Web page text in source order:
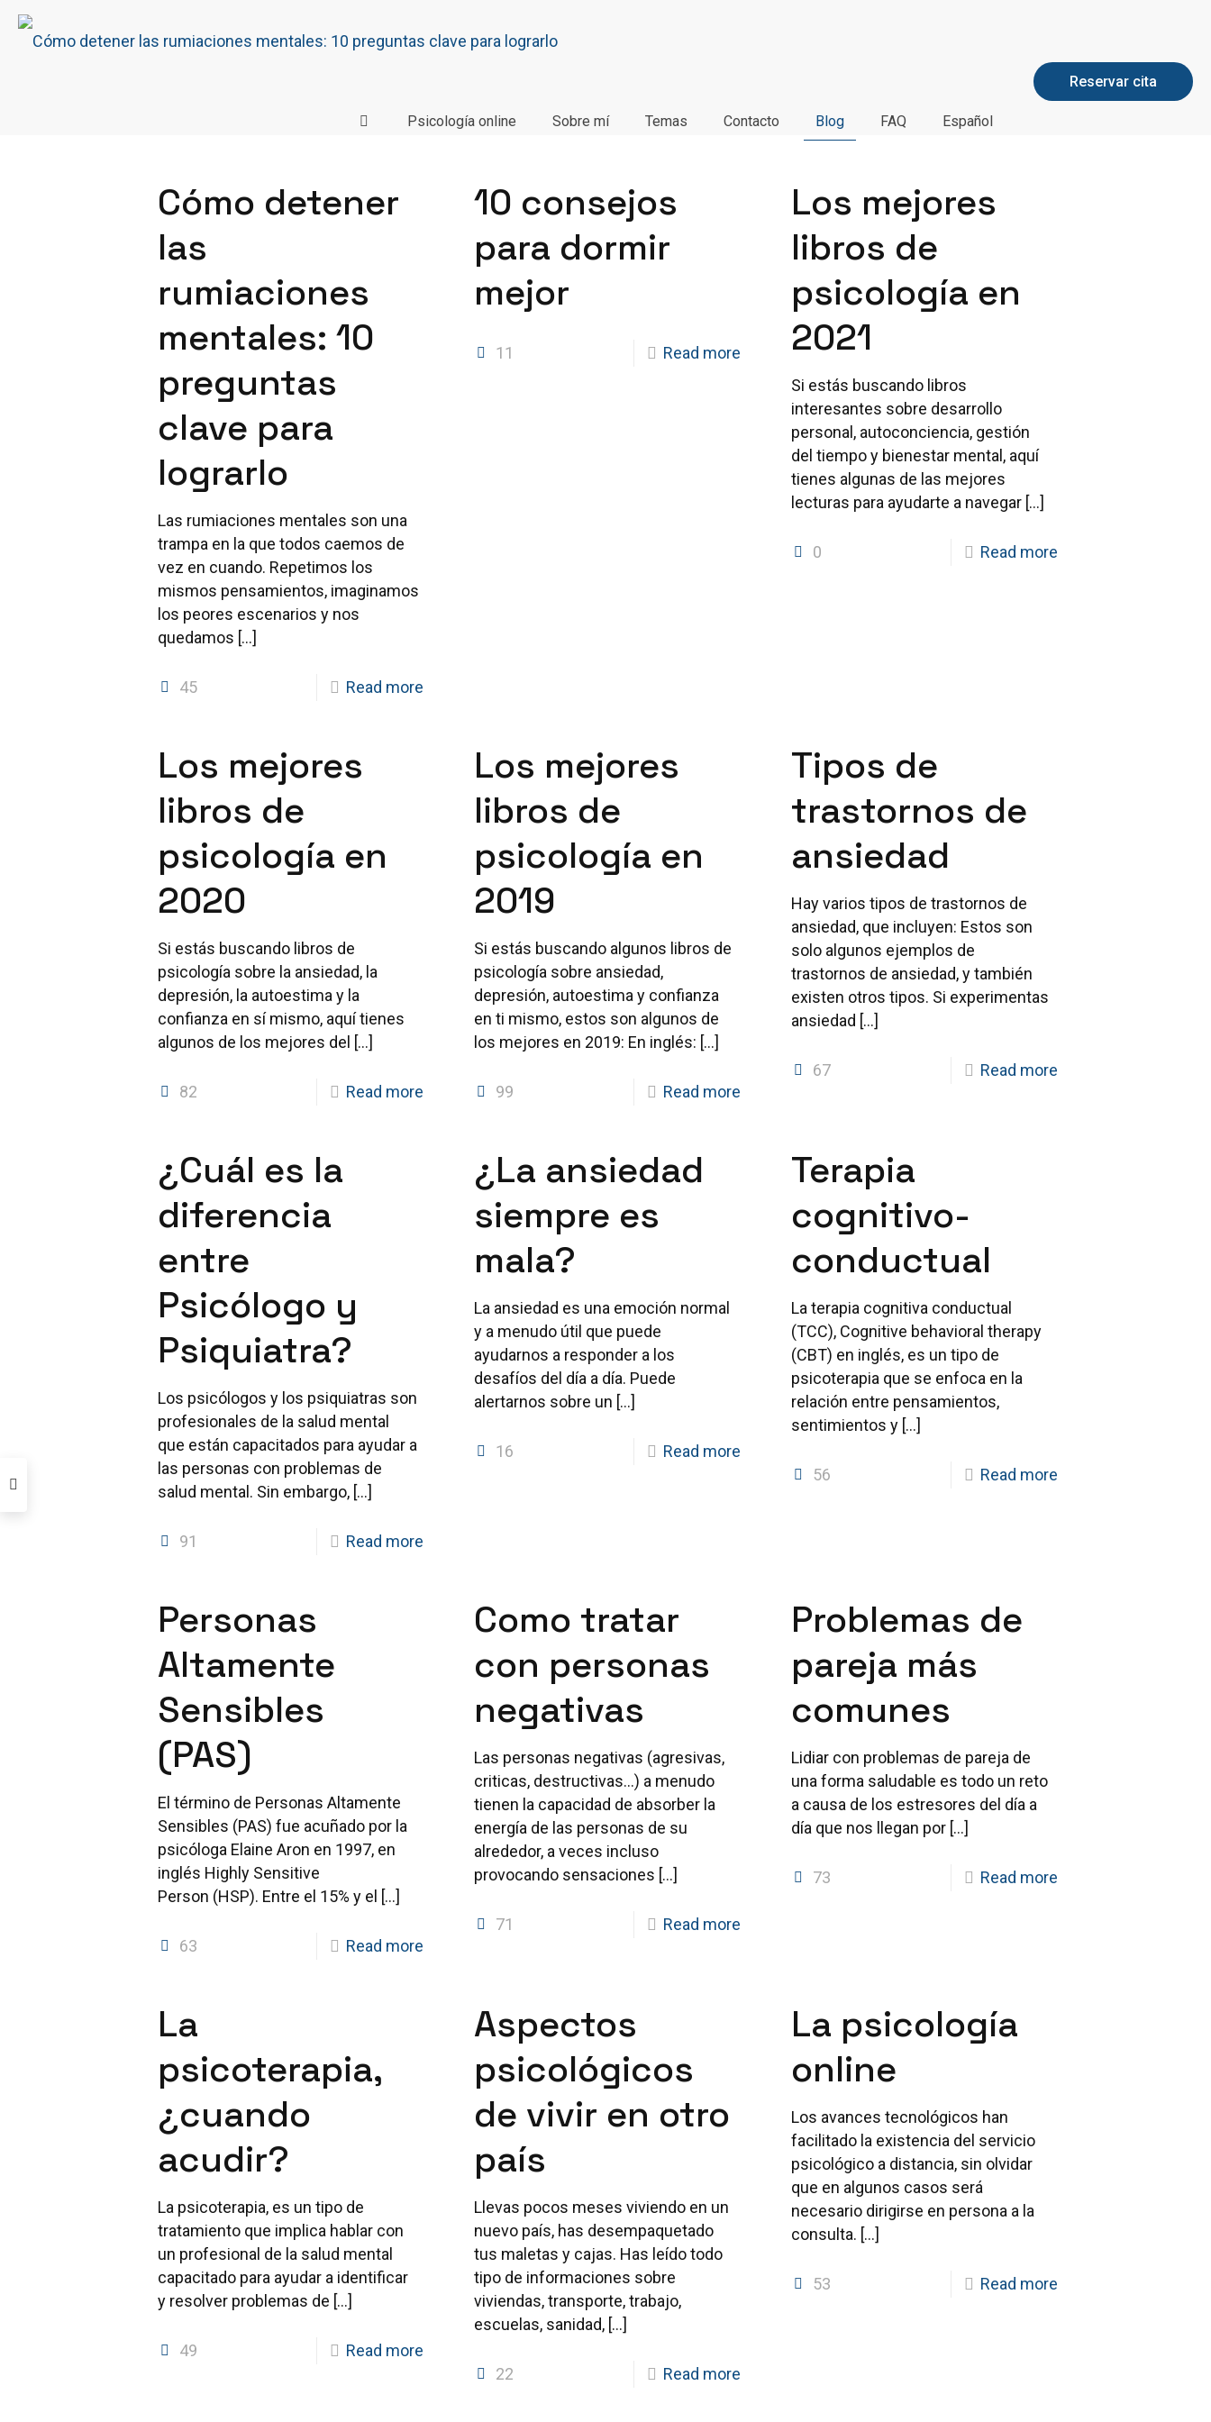
Psicología online Sobre mí Temas Contacto Blog FAQ Español
Reservar cita
Cómo detener
las
rumiaciones
mentales: 10
preguntas
clave para
lograrlo
Las rumiaciones mentales son una
trampa en la que todos caemos de
vez en cuando. Repetimos los
mismos pensamientos, imaginamos
los peores escenarios y nos
quedamos […]
45 Read more
10 consejos
para dormir
mejor
11 Read more
Los mejores
libros de
psicología en
2021
Si estás buscando libros
interesantes sobre desarrollo
personal, autoconciencia, gestión
del tiempo y bienestar mental, aquí
tienes algunas de las mejores
lecturas para ayudarte a navegar […]
0 Read more
Los mejores
libros de
psicología en
2020
Si estás buscando libros de
psicología sobre la ansiedad, la
depresión, la autoestima y la
confianza en sí mismo, aquí tienes
algunos de los mejores del […]
82 Read more
Los mejores
libros de
psicología en
2019
Si estás buscando algunos libros de
psicología sobre ansiedad,
depresión, autoestima y confianza
en ti mismo, estos son algunos de
los mejores en 2019: En inglés: […]
99 Read more
Tipos de
trastornos de
ansiedad
Hay varios tipos de trastornos de
ansiedad, que incluyen: Estos son
solo algunos ejemplos de
trastornos de ansiedad, y también
existen otros tipos. Si experimentas
ansiedad […]
67 Read more
¿Cuál es la
diferencia
entre
Psicólogo y
Psiquiatra?
Los psicólogos y los psiquiatras son
profesionales de la salud mental
que están capacitados para ayudar a
las personas con problemas de
salud mental. Sin embargo,[…]
91 Read more
¿La ansiedad
siempre es
mala?
La ansiedad es una emoción normal
y a menudo útil que puede
ayudarnos a responder a los
desafíos del día a día. Puede
alertarnos sobre un […]
16 Read more
Terapia
cognitivo-
conductual
La terapia cognitiva conductual
(TCC), Cognitive behavioral therapy
(CBT) en inglés, es un tipo de
psicoterapia que se enfoca en la
relación entre pensamientos,
sentimientos y […]
56 Read more
Personas
Altamente
Sensibles
(PAS)
El término de Personas Altamente
Sensibles (PAS) fue acuñado por la
psicóloga Elaine Aron en 1997, en
inglés Highly Sensitive
Person (HSP). Entre el 15% y el […]
63 Read more
Como tratar
con personas
negativas
Las personas negativas (agresivas,
criticas, destructivas…) a menudo
tienen la capacidad de absorber la
energía de las personas de su
alrededor, a veces incluso
provocando sensaciones […]
71 Read more
Problemas de
pareja más
comunes
Lidiar con problemas de pareja de
una forma saludable es todo un reto
a causa de los estresores del día a
día que nos llegan por […]
73 Read more
La
psicoterapia,
¿cuando
acudir?
La psicoterapia, es un tipo de
tratamiento que implica hablar con
un profesional de la salud mental
capacitado para ayudar a identificar
y resolver problemas de […]
49 Read more
Aspectos
psicológicos
de vivir en otro
país
Llevas pocos meses viviendo en un
nuevo país, has desempaquetado
tus maletas y cajas. Has leído todo
tipo de informaciones sobre
viviendas, transporte, trabajo,
escuelas, sanidad, […]
22 Read more
La psicología
online
Los avances tecnológicos han
facilitado la existencia del servicio
psicológico a distancia, sin olvidar
que en algunos casos será
necesario dirigirse en persona a la
consulta. […]
53 Read more